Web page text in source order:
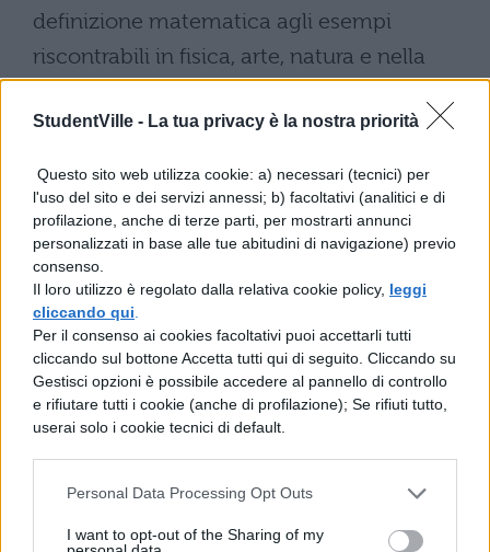
StudentVille - La tua privacy è la nostra priorità
Questo sito web utilizza cookie: a) necessari (tecnici) per
l'uso del sito e dei servizi annessi; b) facoltativi (analitici e di
profilazione, anche di terze parti, per mostrarti annunci
personalizzati in base alle tue abitudini di navigazione) previo
consenso.
Il loro utilizzo è regolato dalla relativa cookie policy, leggi
cliccando qui
Per il consenso ai cookies facoltativi puoi accettarli tutti
cliccando sul bottone Accetta tutti qui di seguito. Cliccando su
Gestisci opzioni è possibile accedere al pannello di controllo
e rifiutare tutti i cookie (anche di profilazione); Se rifiuti tutto,
userai solo i cookie tecnici di default.
Personal Data Processing Opt Outs
I want to opt-out of the Sharing of my
definizione matematica agli esempi
riscontrabili in fisica, arte, natura e nella
Geografia astronomica; Storia dell’arte (solo
citazioni).
Scarica il contenuto
TI POTREBBE INTERESSARE
Tesina sull'impresa